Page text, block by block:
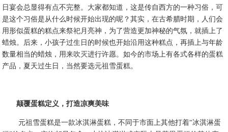
日宴会总显得有点不完整。大家都知道，这是传自西方的一种习俗，可
是这个习俗是从什么时候开始出现的呢？其实，在古希腊时期，人们会
用形似蛋糕的糕点来祭祀月亮神，为了营造更加神秘的气氛，就插上了
蜡烛。后来，小孩子过生日的时候也开始沿用这种糕点，再插上与年龄
数量相当的蜡烛，用来吹灭进行许愿。如今的市场上有各式各样的蛋糕
产品，夏天过生日，当然要选元祖雪蛋糕。
颠覆蛋糕定义，打造凉爽美味
元祖雪蛋糕是一款冰淇淋蛋糕，不同于市面上其他打着“冰淇淋蛋